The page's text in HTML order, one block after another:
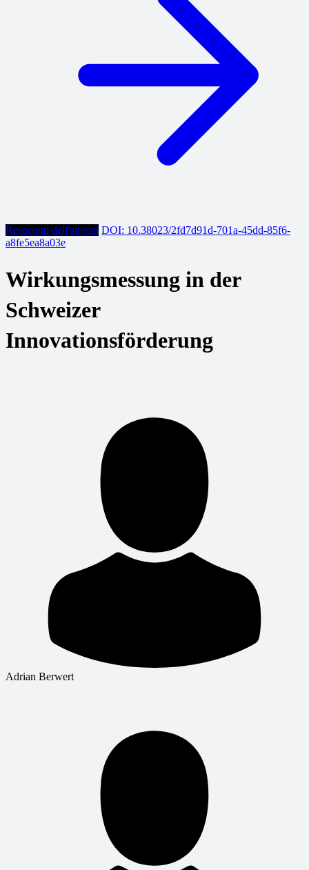
Resoconti dell'attività DOI: 10.38023/2fd7d91d-701a-45dd-85f6-
a8fe5ea8a03e
Wirkungsmessung in der
Schweizer
Innovationsförderung
Adrian Berwert